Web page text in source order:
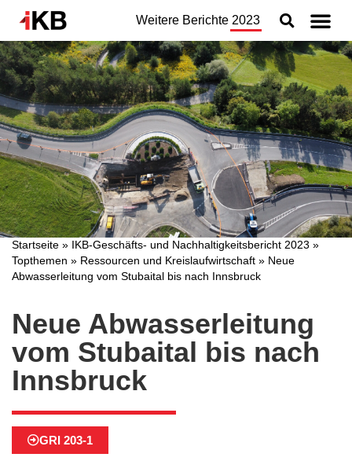
Weitere Berichte 2023
Topthemen
Nachhaltigkeit
Geschäftsbereiche
Organisation
Jahresabschluss
Konzern
Startseite » IKB-Geschäfts- und Nachhaltigkeitsbericht 2023 »
Topthemen » Ressourcen und Kreislaufwirtschaft » Neue
Abwasserleitung vom Stubaital bis nach Innsbruck
Neue Abwasserleitung
vom Stubaital bis nach
Innsbruck
GRI 203-1